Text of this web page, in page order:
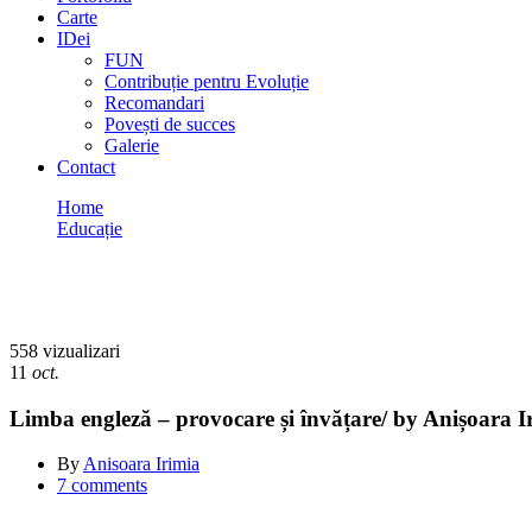
Carte
IDei
FUN
Contribuție pentru Evoluție
Recomandari
Povești de succes
Galerie
Contact
Home
Educație
558 vizualizari
11 oct.
Limba engleză – provocare și învățare/ by Anișoara
By Anisoara Irimia
7 comments